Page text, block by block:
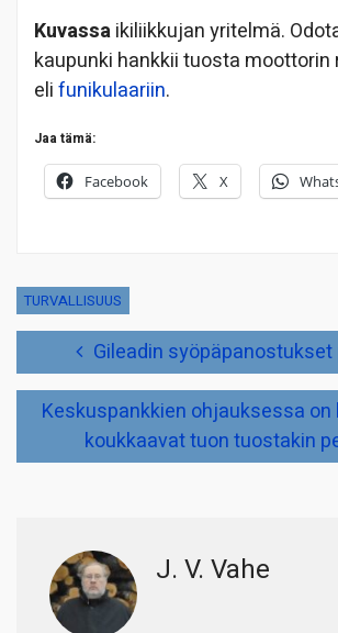
Kuvassaikiliikkujan yritelmä.
kaupunki hankkii tuosta
elifunikulaariin.
Jaa tämä:
Facebook X
TURVALLISUUS
Artikkelien Gileadin
Keskuspankkien ohjauksessa on
koukkaavat tuon tuostakin
J. V. Vahe